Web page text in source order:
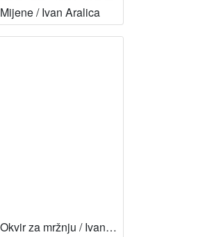
Mijene / Ivan Aralica
Okvir za mržnju / Ivan Aralica ; pogovor Dubravko Jelčić